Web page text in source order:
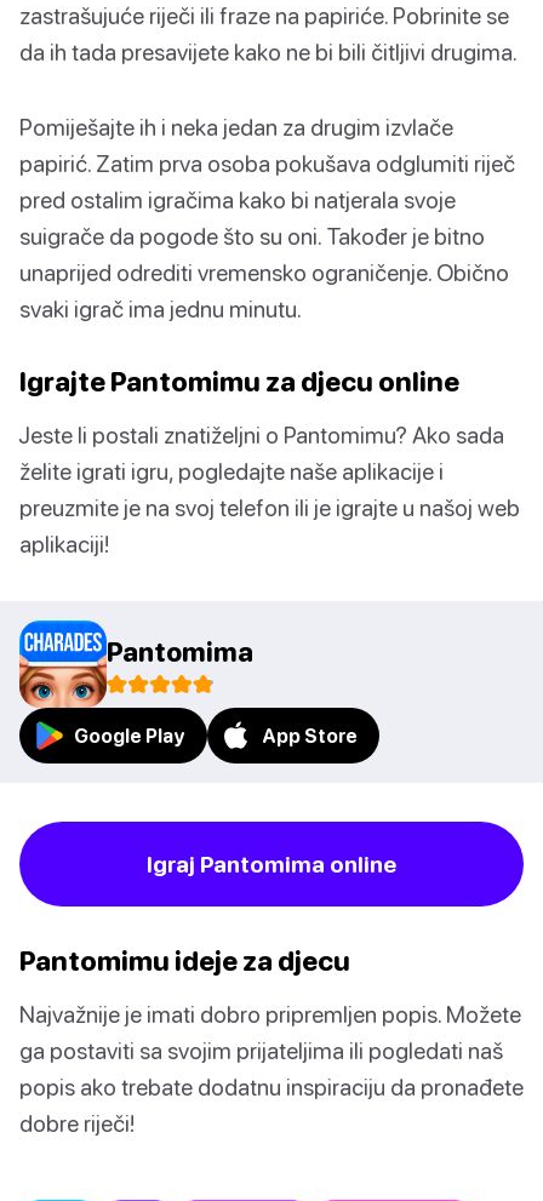
zastrašujuće riječi ili fraze na papiriće. Pobrinite se
da ih tada presavijete kako ne bi bili čitljivi drugima.
Pomiješajte ih i neka jedan za drugim izvlače
papirić. Zatim prva osoba pokušava odglumiti riječ
pred ostalim igračima kako bi natjerala svoje
suigrače da pogode što su oni. Također je bitno
unaprijed odrediti vremensko ograničenje. Obično
svaki igrač ima jednu minutu.
Igrajte Pantomimu za djecu online
Jeste li postali znatiželjni o Pantomimu? Ako sada
želite igrati igru, pogledajte naše aplikacije i
preuzmite je na svoj telefon ili je igrajte u našoj web
aplikaciji!
Pantomima
Google Play App Store
Igraj Pantomima online
Pantomimu ideje za djecu
Najvažnije je imati dobro pripremljen popis. Možete
ga postaviti sa svojim prijateljima ili pogledati naš
popis ako trebate dodatnu inspiraciju da pronađete
dobre riječi!